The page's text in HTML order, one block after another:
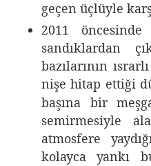
geçen üçlüyle
2011
sandıklardan
bazılarının
nişe hitap ettiği
başına bir
semirmesiyle
atmosfere
kolayca yankı